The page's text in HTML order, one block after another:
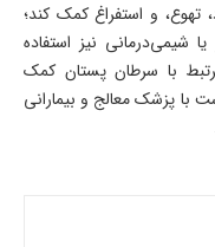
و استفراغ کمک کند؛
شیمی‌درمانی نیز استفاده
با سرطان پستان کمک
با پزشک معالج و بیمارانی